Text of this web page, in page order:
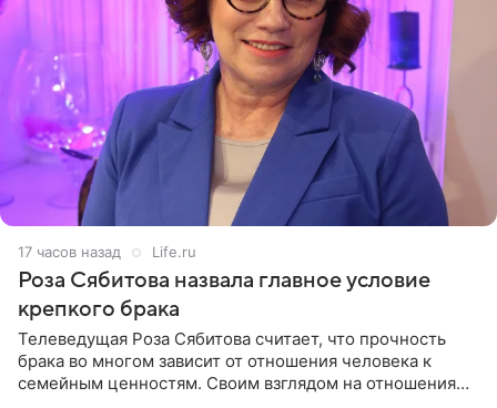
17 часов назад Life.ru
Роза Сябитова назвала главное условие
крепкого брака
Телеведущая Роза Сябитова считает, что прочность
брака во многом зависит от отношения человека к
семейным ценностям. Своим взглядом на отношения